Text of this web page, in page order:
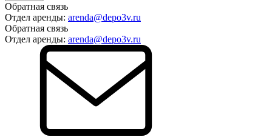
Обратная связь
Отдел аренды: arenda@depo3v.ru
Обратная связь
Отдел аренды: arenda@depo3v.ru